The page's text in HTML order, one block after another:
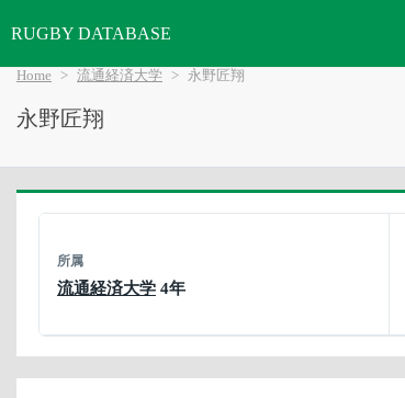
RUGBY DATABASE
Home 流通経済大学 永野匠翔
永野匠翔
所属
流通経済大学 4年